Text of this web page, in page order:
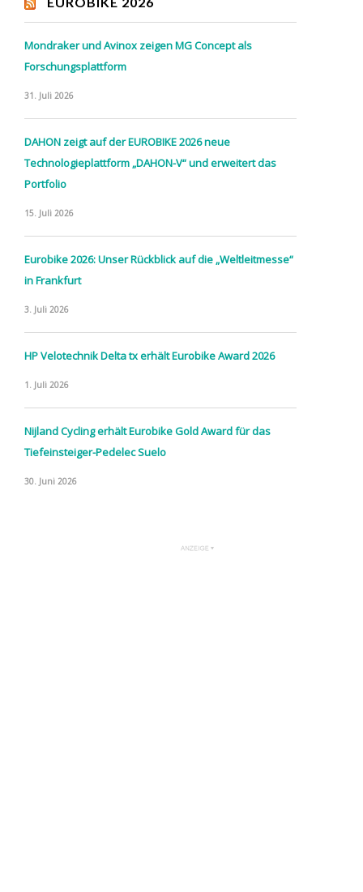
Mondraker und Avinox zeigen MG Concept als
Forschungsplattform
31. Juli 2026
DAHON zeigt auf der EUROBIKE 2026 neue
Technologieplattform „DAHON-V“ und erweitert das
Portfolio
15. Juli 2026
Eurobike 2026: Unser Rückblick auf die „Weltleitmesse“
in Frankfurt
3. Juli 2026
HP Velotechnik Delta tx erhält Eurobike Award 2026
1. Juli 2026
Nijland Cycling erhält Eurobike Gold Award für das
Tiefeinsteiger-Pedelec Suelo
30. Juni 2026